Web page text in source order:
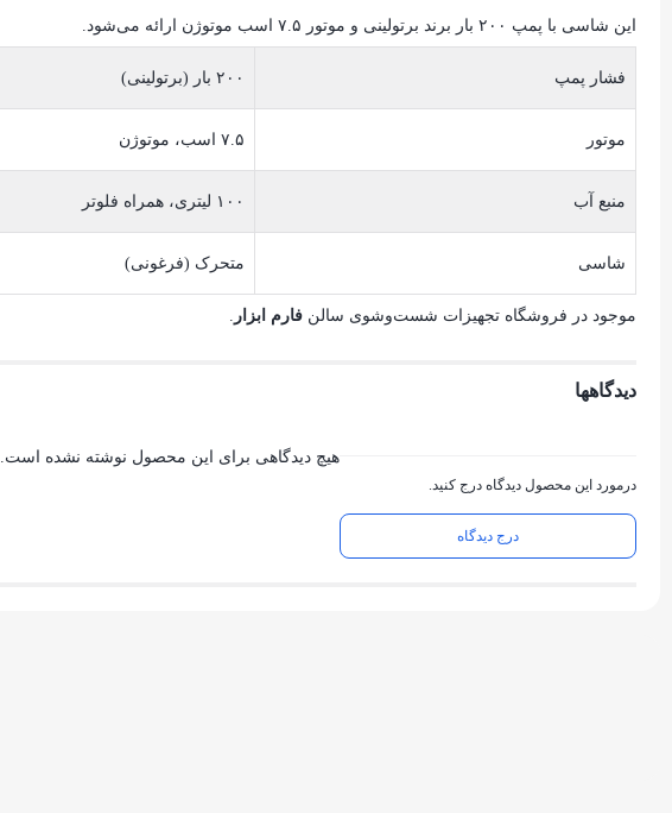
این شاسی با پمپ ۲۰۰ بار برند برتولینی و موتور ۷.۵ اسب موتوژن ارائه می‌شود.
فشار پمپ ۲۰۰ بار (برتولینی)
موتور ۷.۵ اسب، موتوژن
منبع آب ۱۰۰ لیتری، همراه فلوتر
شاسی متحرک (فرغونی)
موجود در فروشگاه تجهیزات شست‌وشوی سالن فارم ابزار .
دیدگاهها
درمورد این محصول دیدگاه درج کنید.
درج دیدگاه
هیچ دیدگاهی برای این محصول نوشته نشده است.